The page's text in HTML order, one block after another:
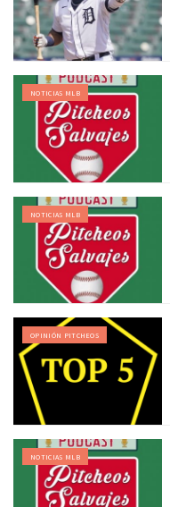
NOTICIAS MLB
NOTICIAS MLB
OPINIÓN PITCHEOS
NOTICIAS MLB